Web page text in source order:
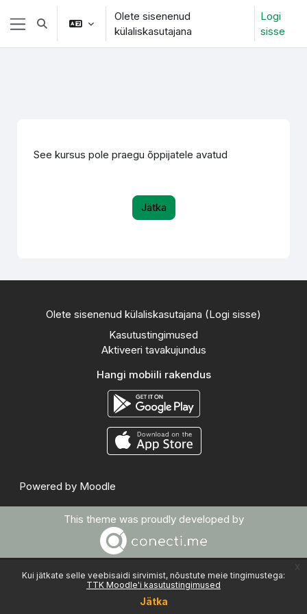
Jäta vahele peasisuni
Kui jätkate selle veebisaidi sirvimist, nõustute meie tingimustega:
TTK Moodle'i kasutustingimused
Jätka
Küljepaneel
Lülitab otsingu sisendi
Olete sisenenud
külaliskasutajana
Logi
sisse
See kursus pole praegu õppijatele avatud
Jätka
Olete sisenenud külaliskasutajana (Logi sisse)
Kasutustingimused
Aktiveeri tavakujundus
Hangi mobiili rakendus
Powered by Moodle
This theme was proudly developed by